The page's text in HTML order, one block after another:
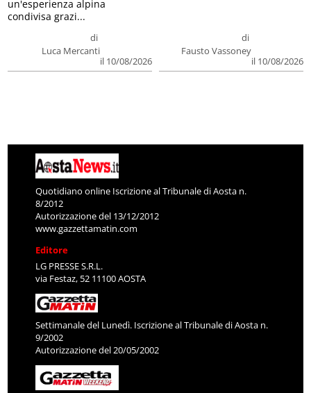
di
Luca Mercanti
il 10/08/2026
un'esperienza alpina
condivisa grazi...
di
Fausto Vassoney
il 10/08/2026
Quotidiano online Iscrizione al Tribunale di Aosta n.
8/2012
Autorizzazione del 13/12/2012
www.gazzettamatin.com
Editore
LG PRESSE S.R.L.
via Festaz, 52 11100 AOSTA
Settimanale del Lunedì. Iscrizione al Tribunale di Aosta n.
9/2002
Autorizzazione del 20/05/2002